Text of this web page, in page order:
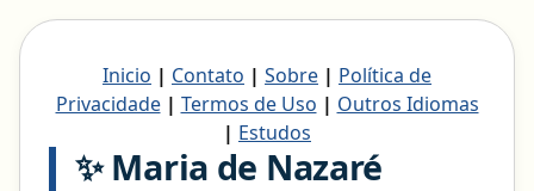
Inicio | Contato | Sobre | Política de
Privacidade| Termos de Uso | Outros Idiomas
| Estudos
✨ Maria de Nazaré